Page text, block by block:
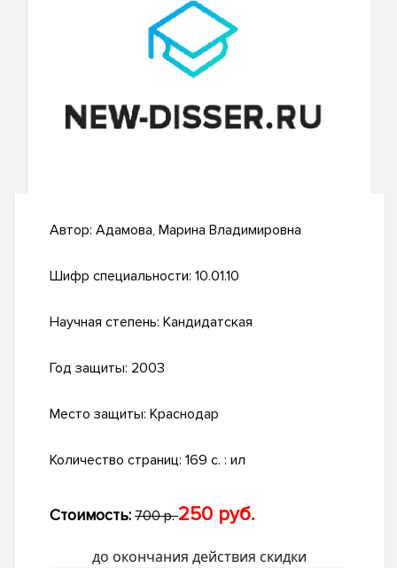
Автор: Адамова, Марина Владимировна
Шифр специальности: 10.01.10
Научная степень: Кандидатская
Год защиты: 2003
Место защиты: Краснодар
Количество страниц: 169 с. : ил
Стоимость: 700 р.250 руб.
до окончания действия скидки